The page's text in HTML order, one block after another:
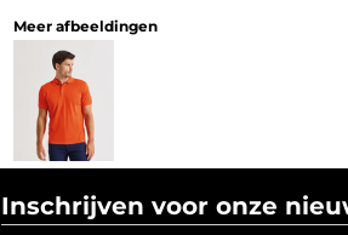
Meer afbeeldingen
Inschrijven voor onze